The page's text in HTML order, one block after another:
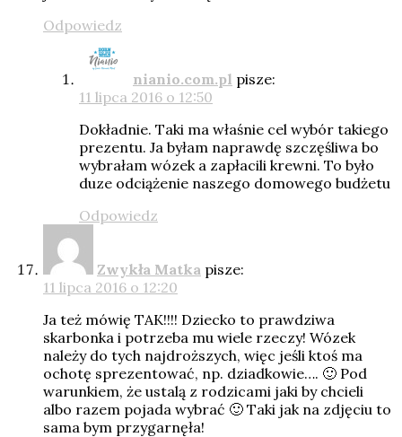
Odpowiedz
nianio.com.pl pisze:
11 lipca 2016 o 12:50
Dokładnie. Taki ma właśnie cel wybór takiego
prezentu. Ja byłam naprawdę szczęśliwa bo
wybrałam wózek a zapłacili krewni. To było
duze odciążenie naszego domowego budżetu
Odpowiedz
Zwykła Matka pisze:
11 lipca 2016 o 12:20
Ja też mówię TAK!!!! Dziecko to prawdziwa
skarbonka i potrzeba mu wiele rzeczy! Wózek
należy do tych najdroższych, więc jeśli ktoś ma
ochotę sprezentować, np. dziadkowie…. 🙂 Pod
warunkiem, że ustalą z rodzicami jaki by chcieli
albo razem pojada wybrać 🙂 Taki jak na zdjęciu to
sama bym przygarnęła!